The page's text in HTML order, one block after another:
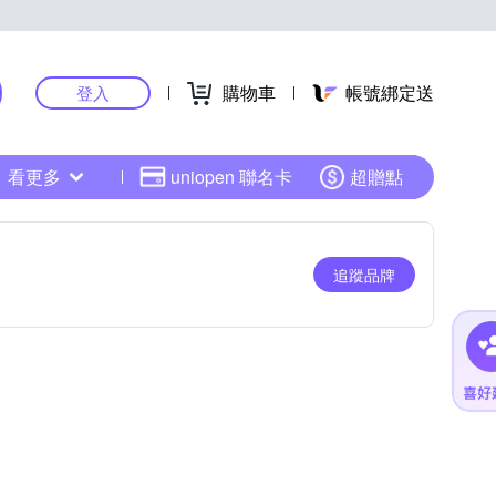
登入 購物車 帳號綁定送
看更多 uniopen 聯名卡 超贈點
追蹤品牌